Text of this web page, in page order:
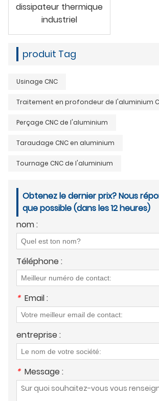
dissipateur thermique
industriel
produit Tag
Usinage CNC
Traitement en profondeur de l'aluminium
Perçage CNC de l'aluminium
Taraudage CNC en aluminium
Tournage CNC de l'aluminium
Obtenez le dernier prix? Nous
que possible (dans les 12 heures)
nom :
Téléphone :
* Email :
entreprise :
* Message :